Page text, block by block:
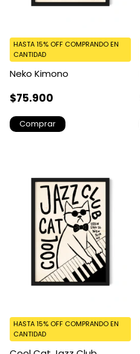
Neko Kimono
$75.900
HASTA 15% OFF COMPRANDO EN
CANTIDAD
Comprar
HASTA 15% OFF COMPRANDO EN
CANTIDAD